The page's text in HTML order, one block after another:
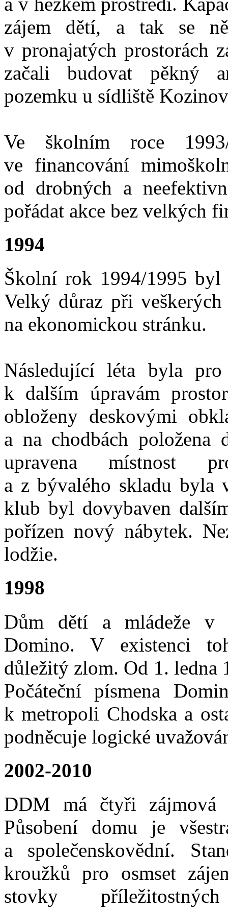
zájem dětí, a tak se
v pronajatých prostorách
začali budovat pěkný
pozemku u sídliště
Ve školním roce
ve financování
od drobných a
pořádat akce bez velkých
1994
Školní rok 1994/1995
Velký důraz při
na ekonomickou stránku.
Následující léta byla
k dalším úpravám
obloženy deskovými
a na chodbách položena
upravena místnost
a z bývalého skladu byla
klub byl dovybaven
pořízen nový nábytek.
lodžie.
1998
Dům dětí a mládeže v
Domino. V existenci
důležitý zlom. Od 1. ledna
Počáteční písmena
k metropoli Chodska a
podněcuje logické
2002-2010
DDM má čtyři zájmová
Působení domu je
a společenskovědní.
kroužků pro osmset
stovky